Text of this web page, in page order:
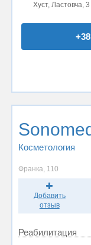
Хуст, Ластовча, 3
Косметология
Франка, 110
Добавить
отзыв
Реабилитация